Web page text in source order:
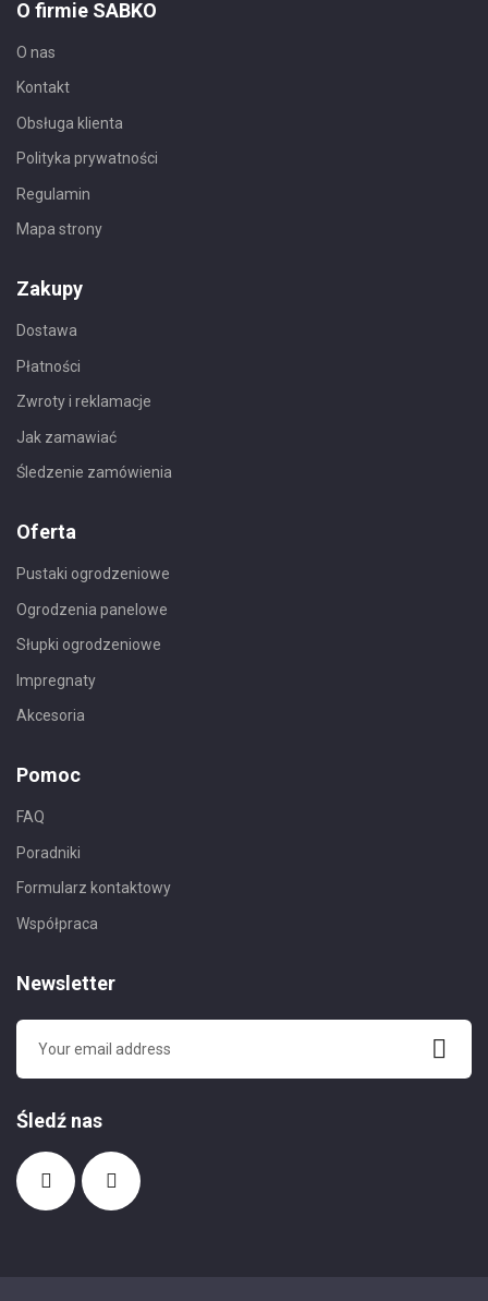
O firmie SABKO
O nas
Kontakt
Obsługa klienta
Polityka prywatności
Regulamin
Mapa strony
Zakupy
Dostawa
Płatności
Zwroty i reklamacje
Jak zamawiać
Śledzenie zamówienia
Oferta
Pustaki ogrodzeniowe
Ogrodzenia panelowe
Słupki ogrodzeniowe
Impregnaty
Akcesoria
Pomoc
FAQ
Poradniki
Formularz kontaktowy
Współpraca
Newsletter
Śledź nas